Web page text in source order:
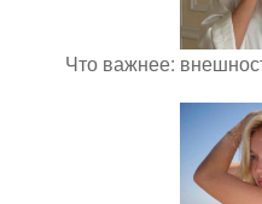
Что важнее: